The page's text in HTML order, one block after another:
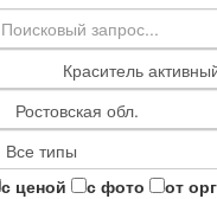
с ценой с фото от